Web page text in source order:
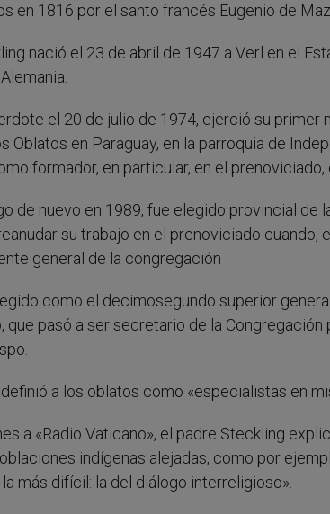
en 1816 por el santo francés Eugenio de
nació el 23 de abril de 1947 a Verl en el
el 20 de julio de 1974, ejerció su
Oblatos en Paraguay, en la parroquia de
formador, en particular, en el
de nuevo en 1989, fue elegido provincial
su trabajo en el prenoviciado
general de la congregación
como el decimosegundo superior
que pasó a ser secretario de la
definió a los oblatos como «especialistas en
a «Radio Vaticano», el padre Steckling
indígenas alejadas, como por
más difícil: la del diálogo interreligioso».